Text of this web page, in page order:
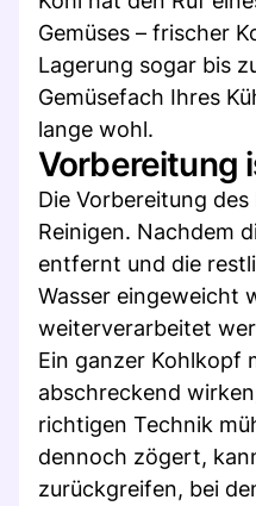
Gemüses – frischer
Lagerung sogar bis
Gemüsefach Ihres
lange wohl.
Vorbereitung
Die Vorbereitung
Reinigen. Nachdem
entfernt und die
Wasser eingeweicht
weiterverarbeitet
Ein ganzer Kohlkopf
abschreckend
richtigen Technik
dennoch zögert,
zurückgreifen, bei